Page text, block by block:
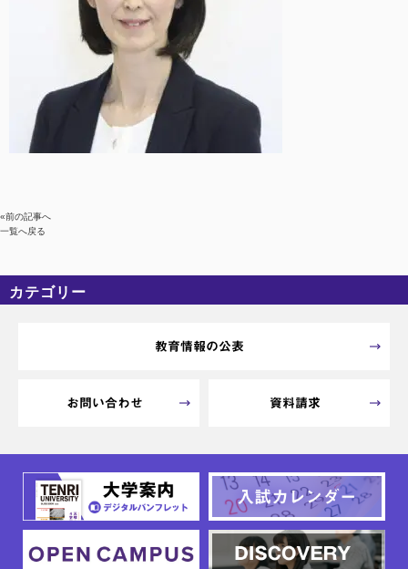
«前の記事へ
一覧へ戻る
カテゴリー
教育情報の公表
お問い合わせ 資料請求